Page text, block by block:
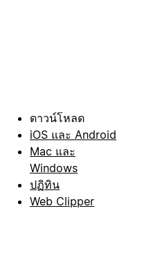
ดาวน์โหลด
iOS และ Android
Mac และ
Windows
ปฏิทิน
Web Clipper